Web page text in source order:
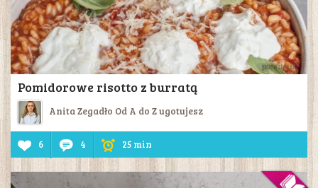
Pomidorowe risotto z burratą
Anita Zegadło Od A do Z ugotujesz
6 4 25 min